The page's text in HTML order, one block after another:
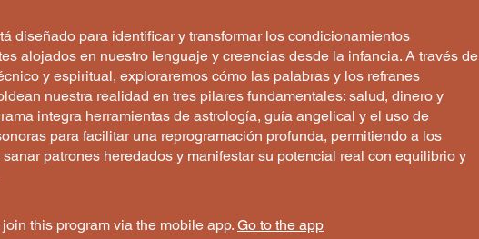
diseñado para identificar y transformar los condicionamientos
alojados en nuestro lenguaje y creencias desde la infancia. A través de
y espiritual, exploraremos cómo las palabras y los refranes
nuestra realidad en tres pilares fundamentales: salud, dinero y
integra herramientas de astrología, guía angelical y el uso de
para facilitar una reprogramación profunda, permitiendo a los
patrones heredados y manifestar su potencial real con equilibrio y
this program via the mobile app. Go to the app